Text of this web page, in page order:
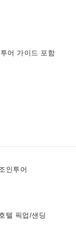
어 가이드 포함
인투어
텔 픽업/샌딩